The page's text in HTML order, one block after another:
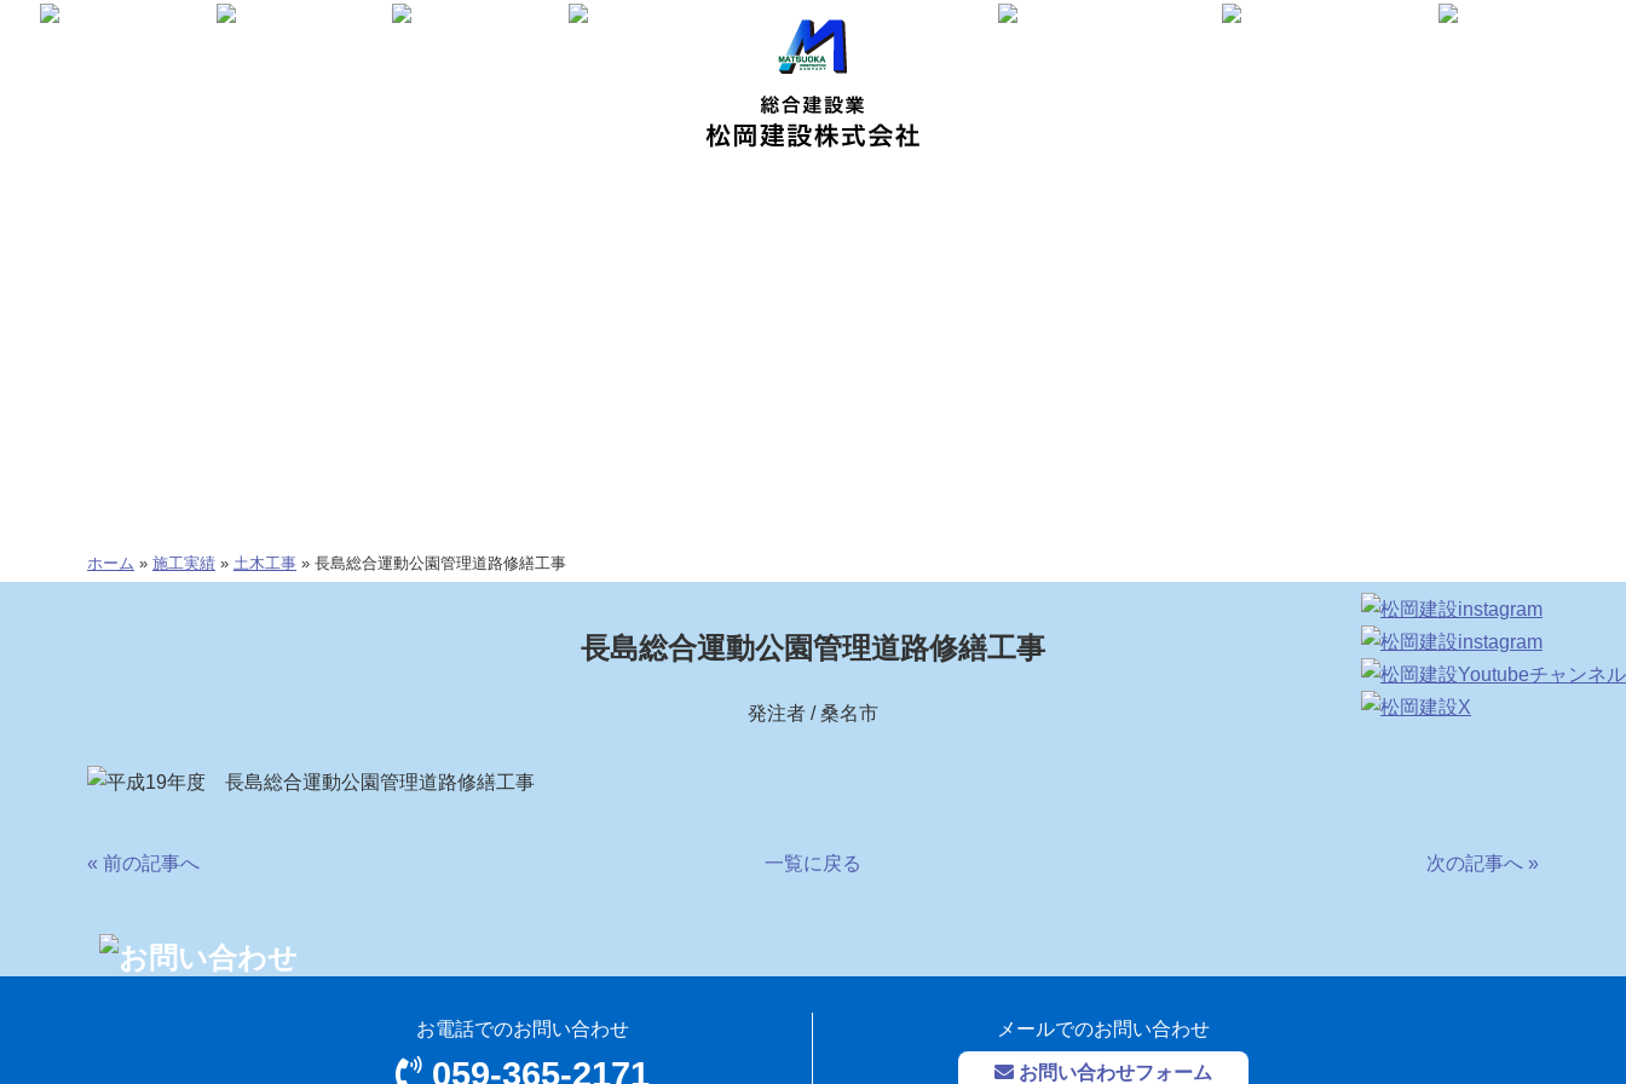
ホーム » 施工実績 » 土木工事 » 長島総合運動公園管理道路修繕工事
長島総合運動公園管理道路修繕工事
発注者 / 桑名市
« 前の記事へ 一覧に戻る 次の記事へ »
お電話でのお問い合わせ
059-365-2171
メールでのお問い合わせ
お問い合わせフォーム